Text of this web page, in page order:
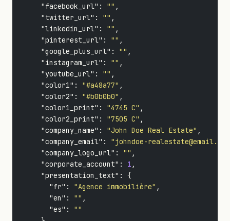
"facebook_url" : "" ,
"twitter_url" : "" ,
"linkedin_url" : "" ,
"pinterest_url" : "" ,
"google_plus_url" : "" ,
"instagram_url" : "" ,
"youtube_url" : "" ,
"color1" : "#a48a77" ,
"color2" : "#b0b0b0" ,
"color1_print" : "4745 C" ,
"color2_print" : "7505 C" ,
"company_name" : "John Doe Real Estate" ,
"company_email" :
"johndoe-
"company_logo_url" : "" ,
"corporate_account" : 1 ,
"presentation_text" :
{
"fr" : "Agence immobilière" ,
"en" : "" ,
"es" :
""